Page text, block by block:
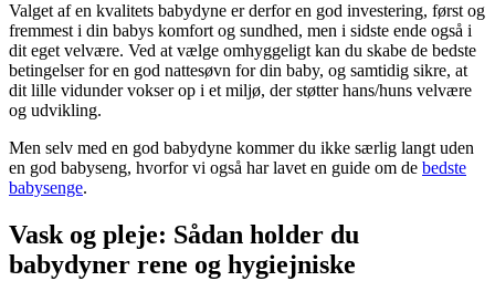
Valget af en kvalitets babydyne er derfor en god investering, først og
fremmest i din babys komfort og sundhed, men i sidste ende også i
dit eget velvære. Ved at vælge omhyggeligt kan du skabe de bedste
betingelser for en god nattesøvn for din baby, og samtidig sikre, at
dit lille vidunder vokser op i et miljø, der støtter hans/huns velvære
og udvikling.
Men selv med en god babydyne kommer du ikke særlig langt uden
en god babyseng, hvorfor vi også har lavet en guide om de bedste
babysenge.
Vask og pleje: Sådan holder du
babydyner rene og hygiejniske